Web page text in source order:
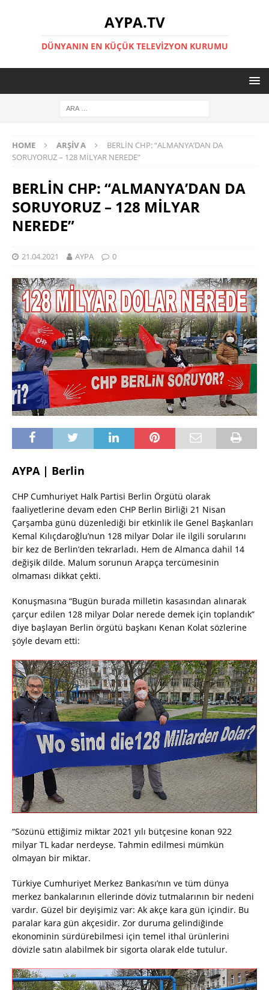
AYPA.TV
DÜNYANIN EN KÜÇÜK TELEVIZYON KURUMU
HOME ARŞIV A
BERLİN CHP: “ALMANYA’DAN DA
SORUYORUZ – 128 MİLYAR NEREDE”
BERLİN CHP: “ALMANYA’DAN DA
SORUYORUZ – 128 MİLYAR
NEREDE”
21.04.2021 AYPA 0
AYPA | Berlin
CHP Cumhuriyet Halk Partisi Berlin Örgütü olarak
faaliyetlerine devam eden CHP Berlin Birliği 21 Nisan
Çarşamba günü düzenlediği bir etkinlik ile Genel Başkanları
Kemal Kılıçdaroğlu’nun 128 milyar Dolar ile ilgili sorularını
bir kez de Berlin’den tekrarladı. Hem de Almanca dahil 14
değişik dilde. Malum sorunun Arapça tercümesinin
olmaması dikkat çekti.
Konuşmasına “Bugün burada milletin kasasından alınarak
çarçur edilen 128 milyar Dolar nerede demek için toplandık”
diye başlayan Berlin örgütü başkanı Kenan Kolat sözlerine
şöyle devam etti:
“Sözünü ettiğimiz miktar 2021 yılı bütçesine konan 922
milyar TL kadar nerdeyse. Tahmin edilmesi mümkün
olmayan bir miktar.
Türkiye Cumhuriyet Merkez Bankası’nın ve tüm dünya
merkez bankalarının ellerinde döviz tutmalarının bir nedeni
vardır. Güzel bir deyişimiz var: Ak akçe kara gün içindir. Bu
paralar kara gün akçesidir. Zor duruma gelindiğinde
ekonominin sürdürebilmesi için temel ithal ürünlerini
dövizle satın alabilmek bir sigorta olarak elde tutulur.